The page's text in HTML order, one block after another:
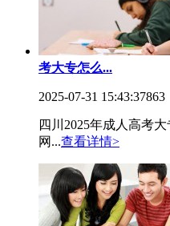
考大专怎么...
2025-07-31 15:43:37863
四川2025年成人高考
网...查看详情>